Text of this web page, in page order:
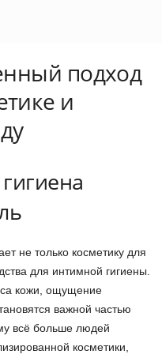
подход
и
не только косметику для
для интимной гигиены.
кожи, ощущение
важной частью
всё больше людей
косметики,